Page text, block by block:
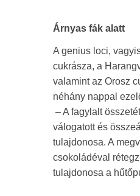
Árnyas fák alatt
A genius loci,
cukrásza, a
valamint az Orosz
néhány nappal
– A fagylalt
válogatott és
tulajdonosa. A
csokoládéval
tulajdonosa a